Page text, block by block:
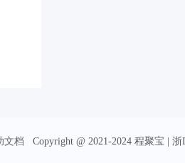
文档 Copyright @ 2021-2024 程聚宝 | 浙